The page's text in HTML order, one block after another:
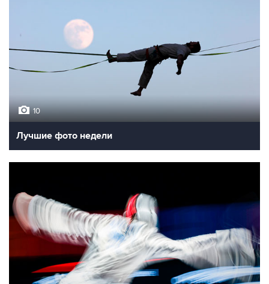
10
Лучшие фото недели